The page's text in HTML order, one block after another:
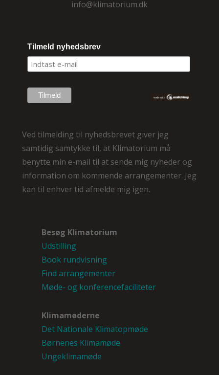
info@klimatorium.dk
Tilmeld nyhedsbrev
Ved tilmelding til nyhedsbrevet giver jeg
samtidig samtykke til, at Klimatorium må
benytte min e-mail til at sende mig nyheder og
information om kommende arrangementer. Jeg
kan til enhver tid afmelde mig igen.
Besøg Klimatorium
Udstilling
Book rundvisning
Find arrangementer
Møde- og konferencefaciliteter
Klimamøderne
Det Nationale Klimatopmøde
Børnenes Klimamøde
Ungeklimamøde